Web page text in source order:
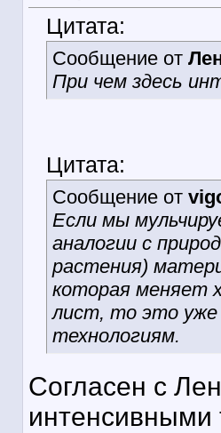
Цитата:
Сообщение от
При чем здесь
Цитата:
Сообщение от
Если мы
аналогии с
растения)
которая меняет
лист, то это
технологиям.
Согласен с
интенсивными